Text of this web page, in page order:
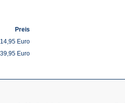
Preis
14,95 Euro
39,95 Euro